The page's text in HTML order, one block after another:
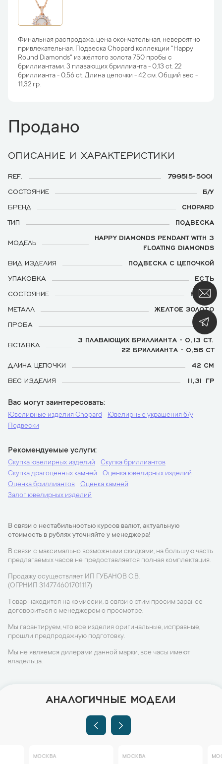
Финальная распродажа, цена окончательная, невероятно
привлекательная. Подвеска Chopard коллекции "Happy
Round Diamonds" из жёлтого золота 750 пробы с
бриллиантами. 3 плавающих бриллианта - 0,13 ct. 22
бриллианта - 0,56 ct. Длина цепочки - 42 см. Общий вес -
11,32 гр.
Продано
ОПИСАНИЕ И ХАРАКТЕРИСТИКИ
REF.
799515-5001
СОСТОЯНИЕ
Б/У
БРЕНД
CHOPARD
ТИП
ПОДВЕСКА
МОДЕЛЬ
HAPPY DIAMONDS PENDANT WITH 3
FLOATING DIAMONDS
ВИД ИЗДЕЛИЯ
ПОДВЕСКА С ЦЕПОЧКОЙ
УПАКОВКА
ЕСТЬ
СОСТОЯНИЕ
НОВОЙ
МЕТАЛЛ
ЖЕЛТОЕ ЗОЛОТО
ПРОБА
750
ВСТАВКА
3 ПЛАВАЮЩИХ БРИЛЛИАНТА - 0,13 CT.
22 БРИЛЛИАНТА - 0,56 CT
ДЛИНА ЦЕПОЧКИ
42 СМ
ВЕС ИЗДЕЛИЯ
11,31 ГР
Вас могут заинтересовать
Ювелирные изделия Chopard
Ювелирные украшения б/у
Подвески
Рекомендуемые услуги
Скупка ювелирных изделий
Скупка бриллиантов
Скупка драгоценных камней
Оценка ювелирных изделий
Оценка бриллиантов
Оценка камней
Залог ювелирных изделий
В связи с нестабильностью курсов валют, актуальную
стоимость в рублях уточняйте у менеджера!
В связи с максимально возможными скидками, на большую часть
предлагаемых часов не предоставляется полная комплектация.
Продажу осуществляет ИП ГУБАНОВ С.В.
(ОГРНИП 314774601701117)
Товар находится на комиссии, в связи с этим просим заранее
договориться с менеджером о просмотре.
Мы гарантируем, что все изделия оригинальные, исправные,
прошли предпродажную подготовку.
Мы не являемся дилерами данной марки, все часы имеют
владельца.
АНАЛОГИЧНЫЕ МОДЕЛИ
МОСКВА МОСКВА МОСКВА